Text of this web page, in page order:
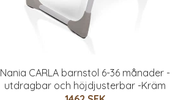
Nania CARLA barnstol 6-36 månader -
utdragbar och höjdjusterbar -Kräm